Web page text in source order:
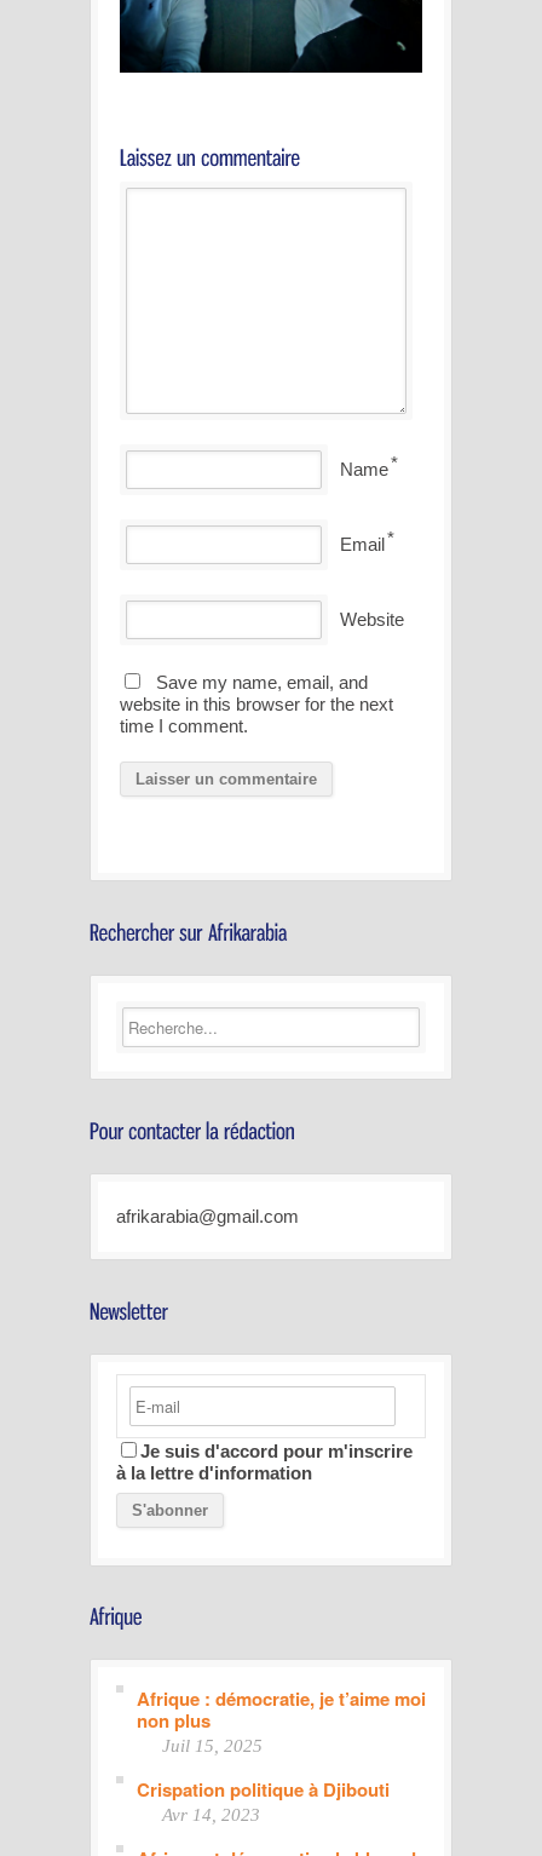
Name*
Email*
Website
Save my name, email, and
website in this browser for the next
time I comment.
afrikarabia@gmail.com
Je suis d'accord pour m'inscrire
à la lettre d'information
Afrique : démocratie, je t’aime moi
non plus
Juil 15, 2025
Crispation politique à Djibouti
Avr 14, 2023